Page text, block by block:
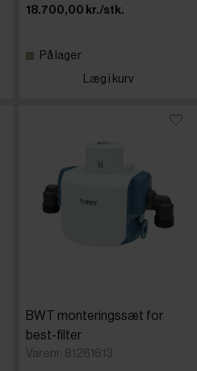
18.700,00 kr./stk.
På lager
Læg i kurv
BWT monteringssæt for
best-filter
Varenr: 81261613